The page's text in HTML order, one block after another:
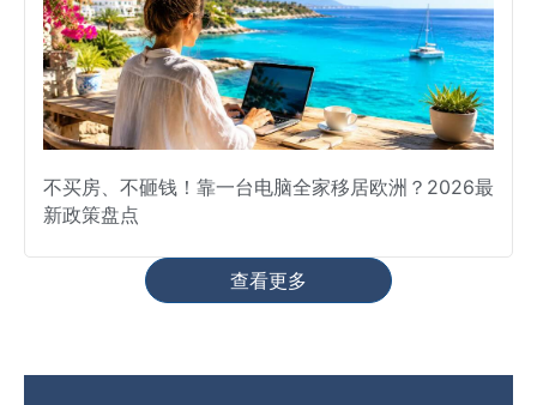
不买房、不砸钱！靠一台电脑全家移居欧洲？2026最
新政策盘点
查看更多